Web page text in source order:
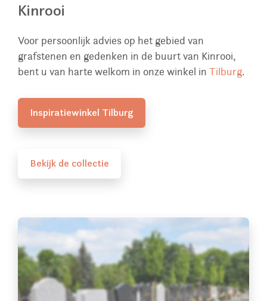
Kinrooi
Voor persoonlijk advies op het gebied van
grafstenen en gedenken in de buurt van Kinrooi,
bent u van harte welkom in onze winkel in Tilburg.
Inspiratiewinkel Tilburg
Bekijk de collectie